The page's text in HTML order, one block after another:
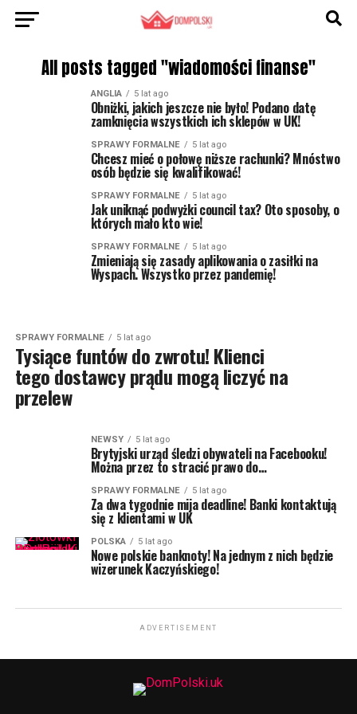
All posts tagged "wiadomości finanse"
ANGLIA 5 lat ago
Obniżki, jakich jeszcze nie było! Podano datę
zamknięcia wszystkich ich sklepów w UK!
SPRAWY FORMALNE 5 lat ago
Chcesz mieć o połowę niższe rachunki? Mnóstwo
osób będzie się kwalifikować!
SPRAWY FORMALNE 5 lat ago
Jak uniknąć podwyżki council tax? Oto sposoby, o
których mało kto wie!
SPRAWY FORMALNE 5 lat ago
Zmieniają się zasady aplikowania o zasiłki na
Wyspach. Wszystko przez pandemię!
SPRAWY FORMALNE 5 lat ago
Tysiące funtów do zwrotu! Klienci
tego dostawcy prądu mogą liczyć na
przelew
NEWSY 5 lat ago
Brytyjski urząd śledzi obywateli na Facebooku!
Można przez to stracić prawo do…
SPRAWY FORMALNE 5 lat ago
Za dwa tygodnie mija deadline! Banki kontaktują
się z klientami w UK
POLSKA 5 lat ago
Nowe polskie banknoty! Na jednym z nich będzie
wizerunek Kaczyńskiego!
ADVERTISEMENT